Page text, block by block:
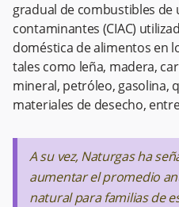
gradual de combustibles
contaminantes (CIAC)
doméstica de alimentos en
tales como leña, madera,
mineral, petróleo, gasolina,
materiales de desecho,
A su vez, Naturgas ha
aumentar el promedio
natural para familias de